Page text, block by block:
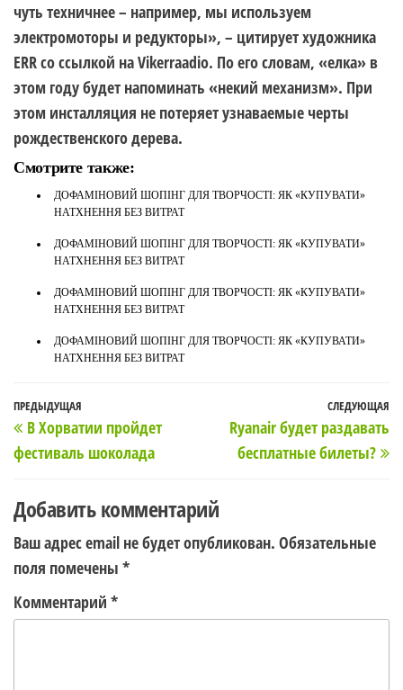
чуть техничнее – например, мы используем
электромоторы и редукторы», – цитирует художника
ERR со ссылкой на Vikerraadio. По его словам, «елка» в
этом году будет напоминать «некий механизм». При
этом инсталляция не потеряет узнаваемые черты
рождественского дерева.
Смотрите также:
ДОФАМІНОВИЙ ШОПІНГ ДЛЯ ТВОРЧОСТІ: ЯК «КУПУВАТИ»
НАТХНЕННЯ БЕЗ ВИТРАТ
ДОФАМІНОВИЙ ШОПІНГ ДЛЯ ТВОРЧОСТІ: ЯК «КУПУВАТИ»
НАТХНЕННЯ БЕЗ ВИТРАТ
ДОФАМІНОВИЙ ШОПІНГ ДЛЯ ТВОРЧОСТІ: ЯК «КУПУВАТИ»
НАТХНЕННЯ БЕЗ ВИТРАТ
ДОФАМІНОВИЙ ШОПІНГ ДЛЯ ТВОРЧОСТІ: ЯК «КУПУВАТИ»
НАТХНЕННЯ БЕЗ ВИТРАТ
Навигация
по
записям
Предыдущая
запись
ПРЕДЫДУЩАЯ
В Хорватии пройдет
фестиваль шоколада
СЛЕДУЮЩАЯ
Ryanair будет раздавать
бесплатные билеты?
Добавить комментарий
Ваш адрес email не будет опубликован. Обязательные
поля помечены *
Комментарий *